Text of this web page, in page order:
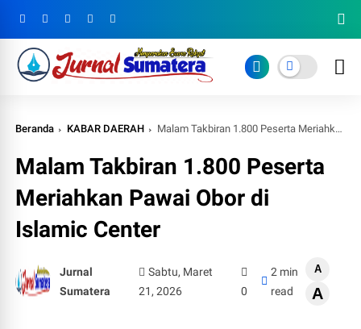
Beranda KABAR DAERAH Malam Takbiran 1.800 Peserta Meriahkan Pawai Obor di Islamic Center
Malam Takbiran 1.800 Peserta
Meriahkan Pawai Obor di
Islamic Center
Jurnal
Sumatera
Sabtu, Maret
21, 2026
0
2 min
read
A
A